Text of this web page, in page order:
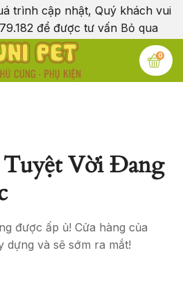
trình cập nhật, Quý khách vui
để được tư vấn Bỏ qua
0
Vời Đang
được ấp ủ! Cửa hàng của
dựng và sẽ sớm ra mắt!